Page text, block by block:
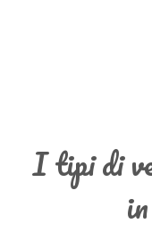
I tipi di